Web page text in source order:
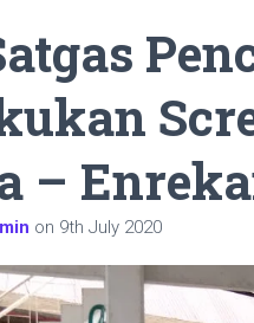
–
on 9th July 2020